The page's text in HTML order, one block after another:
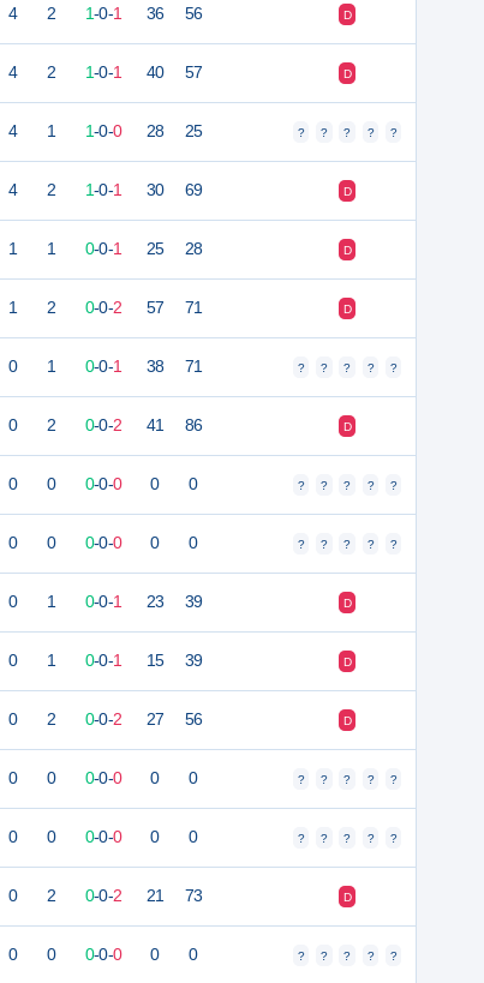
4 2 1-0-1 36 56 D
4 2 1-0-1 40 57 D
4 1 1-0-0 28 25 ? ? ? ? ?
4 2 1-0-1 30 69 D
1 1 0-0-1 25 28 D
1 2 0-0-2 57 71 D
0 1 0-0-1 38 71 ? ? ? ? ?
0 2 0-0-2 41 86 D
0 0 0-0-0 0 0 ? ? ? ? ?
0 0 0-0-0 0 0 ? ? ? ? ?
0 1 0-0-1 23 39 D
0 1 0-0-1 15 39 D
0 2 0-0-2 27 56 D
0 0 0-0-0 0 0 ? ? ? ? ?
0 0 0-0-0 0 0 ? ? ? ? ?
0 2 0-0-2 21 73 D
0 0 0-0-0 0 0 ? ? ? ? ?